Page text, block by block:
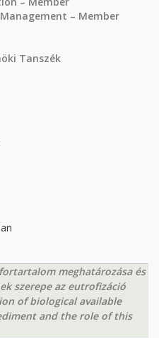
– Member
Tanszék
meghatározása és
szerepe az eutrofizáció
of biological available
and the role of this